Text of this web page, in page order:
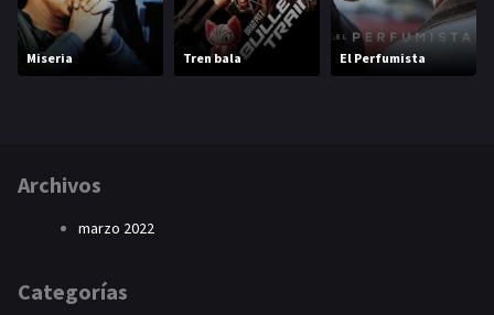
Miseria Tren bala El Perfumista
Archivos
marzo 2022
Categorías